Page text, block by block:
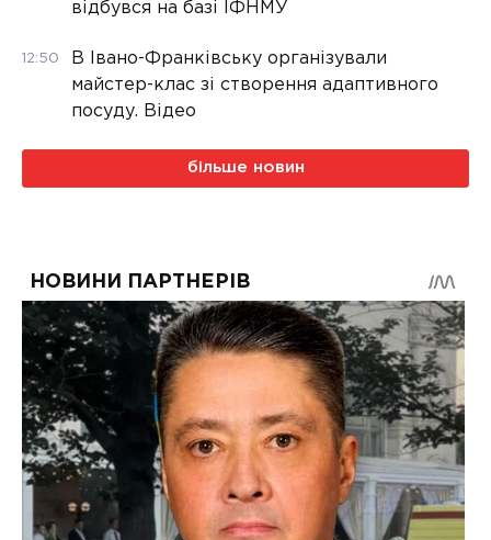
відбувся на базі ІФНМУ
12:50
В Івано-Франківську організували
майстер-клас зі створення адаптивного
посуду. Відео
більше новин